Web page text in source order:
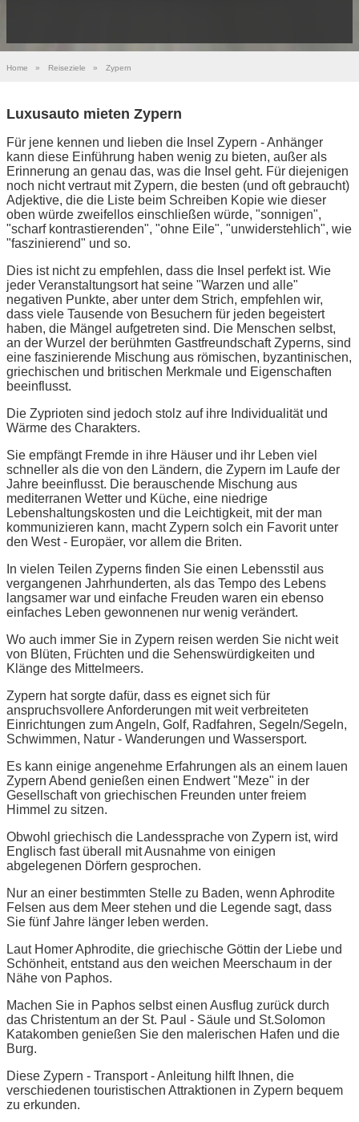
Home » Reiseziele » Zypern
Luxusauto mieten Zypern
Für jene kennen und lieben die Insel Zypern - Anhänger
kann diese Einführung haben wenig zu bieten, außer als
Erinnerung an genau das, was die Insel geht. Für diejenigen
noch nicht vertraut mit Zypern, die besten (und oft gebraucht)
Adjektive, die die Liste beim Schreiben Kopie wie dieser
oben würde zweifellos einschließen würde, "sonnigen",
"scharf kontrastierenden", "ohne Eile", "unwiderstehlich", wie
"faszinierend" und so.
Dies ist nicht zu empfehlen, dass die Insel perfekt ist. Wie
jeder Veranstaltungsort hat seine "Warzen und alle"
negativen Punkte, aber unter dem Strich, empfehlen wir,
dass viele Tausende von Besuchern für jeden begeistert
haben, die Mängel aufgetreten sind. Die Menschen selbst,
an der Wurzel der berühmten Gastfreundschaft Zyperns, sind
eine faszinierende Mischung aus römischen, byzantinischen,
griechischen und britischen Merkmale und Eigenschaften
beeinflusst.
Die Zyprioten sind jedoch stolz auf ihre Individualität und
Wärme des Charakters.
Sie empfängt Fremde in ihre Häuser und ihr Leben viel
schneller als die von den Ländern, die Zypern im Laufe der
Jahre beeinflusst. Die berauschende Mischung aus
mediterranen Wetter und Küche, eine niedrige
Lebenshaltungskosten und die Leichtigkeit, mit der man
kommunizieren kann, macht Zypern solch ein Favorit unter
den West - Europäer, vor allem die Briten.
In vielen Teilen Zyperns finden Sie einen Lebensstil aus
vergangenen Jahrhunderten, als das Tempo des Lebens
langsamer war und einfache Freuden waren ein ebenso
einfaches Leben gewonnenen nur wenig verändert.
Wo auch immer Sie in Zypern reisen werden Sie nicht weit
von Blüten, Früchten und die Sehenswürdigkeiten und
Klänge des Mittelmeers.
Zypern hat sorgte dafür, dass es eignet sich für
anspruchsvollere Anforderungen mit weit verbreiteten
Einrichtungen zum Angeln, Golf, Radfahren, Segeln/Segeln,
Schwimmen, Natur - Wanderungen und Wassersport.
Es kann einige angenehme Erfahrungen als an einem lauen
Zypern Abend genießen einen Endwert "Meze" in der
Gesellschaft von griechischen Freunden unter freiem
Himmel zu sitzen.
Obwohl griechisch die Landessprache von Zypern ist, wird
Englisch fast überall mit Ausnahme von einigen
abgelegenen Dörfern gesprochen.
Nur an einer bestimmten Stelle zu Baden, wenn Aphrodite
Felsen aus dem Meer stehen und die Legende sagt, dass
Sie fünf Jahre länger leben werden.
Laut Homer Aphrodite, die griechische Göttin der Liebe und
Schönheit, entstand aus den weichen Meerschaum in der
Nähe von Paphos.
Machen Sie in Paphos selbst einen Ausflug zurück durch
das Christentum an der St. Paul - Säule und St.Solomon
Katakomben genießen Sie den malerischen Hafen und die
Burg.
Diese Zypern - Transport - Anleitung hilft Ihnen, die
verschiedenen touristischen Attraktionen in Zypern bequem
zu erkunden.